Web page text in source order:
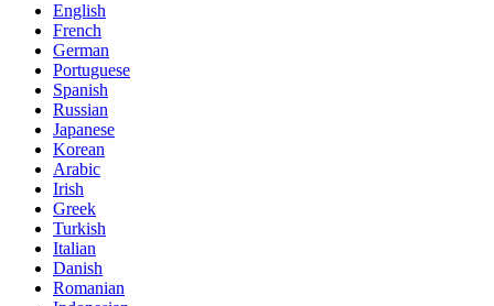
English
French
German
Portuguese
Spanish
Russian
Japanese
Korean
Arabic
Irish
Greek
Turkish
Italian
Danish
Romanian